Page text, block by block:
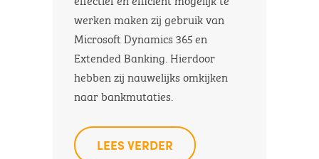
werken maken zij gebruik van
Microsoft Dynamics 365 en
Extended Banking. Hierdoor
hebben zij nauwelijks omkijken
naar bankmutaties.
LEES VERDER